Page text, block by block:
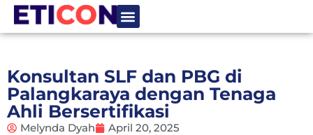
Konsultan SLF dan PBG di
Palangkaraya dengan Tenaga
Ahli Bersertifikasi
Melynda Dyah April 20, 2025